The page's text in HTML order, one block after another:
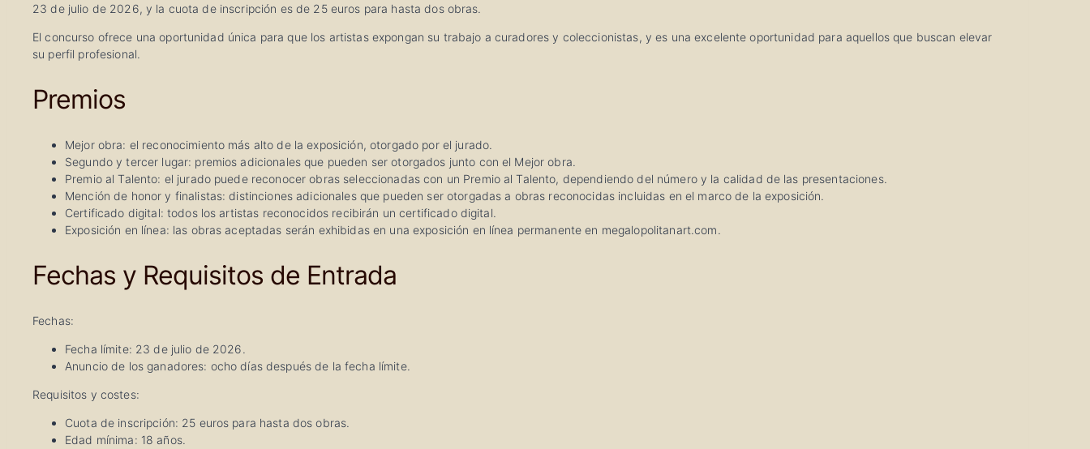
23 de julio de 2026, y la cuota de inscripción es de 25 euros para hasta dos obras.
El concurso ofrece una oportunidad única para que los artistas expongan su trabajo a curadores y coleccionistas, y es una excelente oportunidad para aquellos que buscan elevar
su perfil profesional.
Premios
Mejor obra: el reconocimiento más alto de la exposición, otorgado por el jurado.
Segundo y tercer lugar: premios adicionales que pueden ser otorgados junto con el Mejor obra.
Premio al Talento: el jurado puede reconocer obras seleccionadas con un Premio al Talento, dependiendo del número y la calidad de las presentaciones.
Mención de honor y finalistas: distinciones adicionales que pueden ser otorgadas a obras reconocidas incluidas en el marco de la exposición.
Certificado digital: todos los artistas reconocidos recibirán un certificado digital.
Exposición en línea: las obras aceptadas serán exhibidas en una exposición en línea permanente en megalopolitanart.com.
Fechas y Requisitos de Entrada
Fechas:
Fecha límite: 23 de julio de 2026.
Anuncio de los ganadores: ocho días después de la fecha límite.
Requisitos y costes:
Cuota de inscripción: 25 euros para hasta dos obras.
Edad mínima: 18 años.